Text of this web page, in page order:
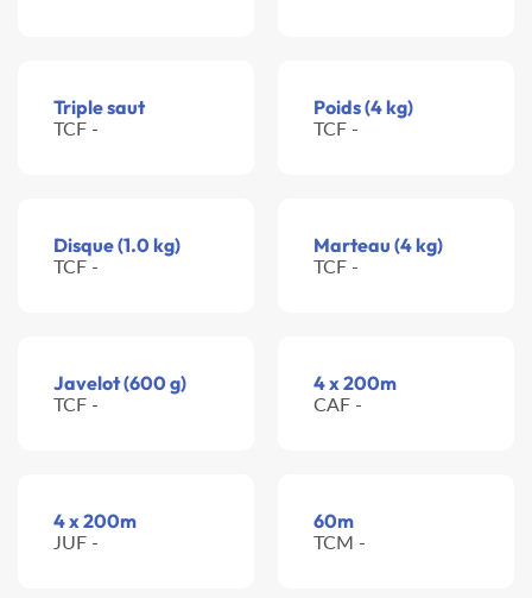
Triple saut
TCF -
Poids (4 kg)
TCF -
Disque (1.0 kg)
TCF -
Marteau (4 kg)
TCF -
Javelot (600 g)
TCF -
4 x 200m
CAF -
4 x 200m
JUF -
60m
TCM -